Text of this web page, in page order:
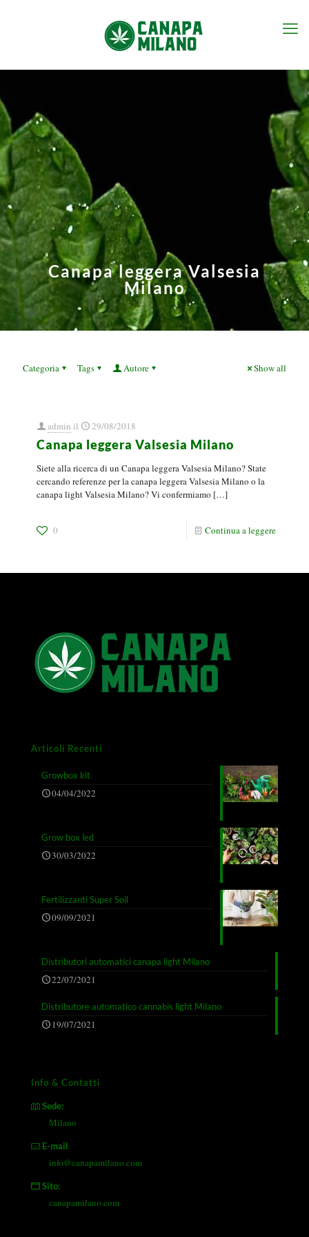
Canapa leggera Valsesia
Milano
Categoria Tags Autore Show all
admin il 29/08/2018
Canapa leggera Valsesia Milano
Siete alla ricerca di un Canapa leggera Valsesia Milano? State
cercando referenze per la canapa leggera Valsesia Milano o la
canapa light Valsesia Milano? Vi confermiamo […]
0 Continua a leggere
Articoli Recenti
Growbox kit
04/04/2022
Grow box led
30/03/2022
Fertilizzanti Super Soil
09/09/2021
Distributori automatici canapa light Milano
22/07/2021
Distributore automatico cannabis light Milano
19/07/2021
Info & Contatti
Sede:
Milano
E-mail
info@canapamilano.com
Sito:
canapamilano.com